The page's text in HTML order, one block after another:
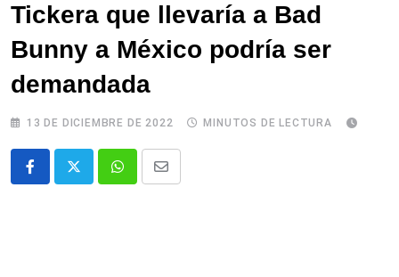
Tickera que llevaría a Bad
Bunny a México podría ser
demandada
13 DE DICIEMBRE DE 2022 MINUTOS DE LECTURA
WhatsappComparte